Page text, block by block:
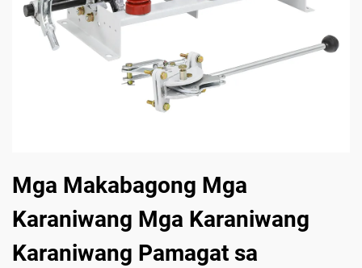
Mga Makabagong Mga
Karaniwang Mga Karaniwang
Karaniwang Pamagat sa